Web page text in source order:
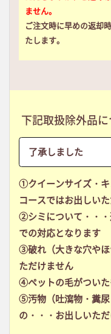
ません。
ご注文時に早めの返却
たします。
下記取扱除外品
①クイーンサイズ・キ
コースではお出しい
②シミについて・・・
での対応となります
③破れ（大きな穴やほ
ただけません
④ペットの毛がついた
⑤汚物（吐瀉物・糞尿
の・・・お出しいた